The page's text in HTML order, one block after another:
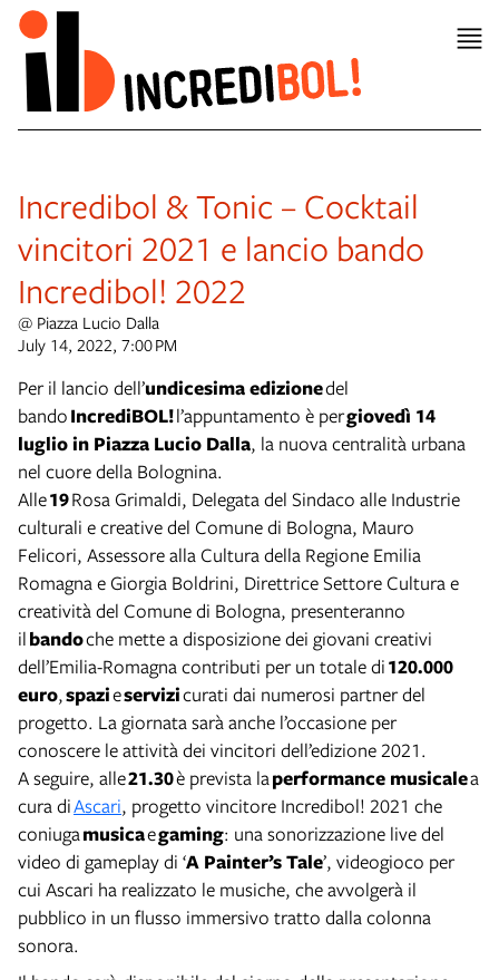
Incredibol & Tonic – Cocktail
vincitori 2021 e lancio bando
Incredibol! 2022
@ Piazza Lucio Dalla
July 14, 2022, 7:00 PM
Per il lancio dell’undicesima edizionedel
bandoIncrediBOL!l’appuntamento è pergiovedì 14
luglio in Piazza Lucio Dalla, la nuova centralità urbana
nel cuore della Bolognina.
Alle19Rosa Grimaldi, Delegata del Sindaco alle Industrie
culturali e creative del Comune di Bologna, Mauro
Felicori, Assessore alla Cultura della Regione Emilia
Romagna e Giorgia Boldrini, Direttrice Settore Cultura e
creatività del Comune di Bologna, presenteranno
ilbandoche mette a disposizione dei giovani creativi
dell’Emilia-Romagna contributi per un totale di120.000
euro,spazieservizicurati dai numerosi partner del
progetto. La giornata sarà anche l’occasione per
conoscere le attività dei vincitori dell’edizione 2021.
A seguire, alle21.30è prevista laperformance musicalea
cura diAscari, progetto vincitore Incredibol! 2021 che
coniugamusicaegaming: una sonorizzazione live del
video di gameplay di ‘A Painter’s Tale’, videogioco per
cui Ascari ha realizzato le musiche, che avvolgerà il
pubblico in un flusso immersivo tratto dalla colonna
sonora.